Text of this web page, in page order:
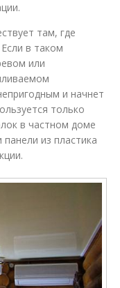
там, где
в таком
или
и начнет
только
в частном доме
из пластика